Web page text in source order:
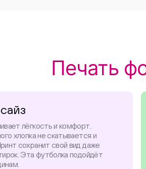
Печать
лёгкость и комфорт.
хлопка не скатывается и
сохранит свой вид даже
Эта футболка подойдёт